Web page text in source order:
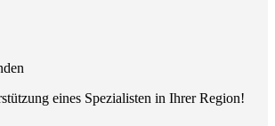
eines Spezialisten in Ihrer Region!